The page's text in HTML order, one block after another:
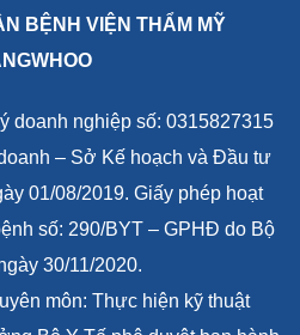
BỆNH VIỆN THẨM MỸ
doanh nghiệp số: 0315827315
– Sở Kế hoạch và Đầu tư
01/08/2019. Giấy phép hoạt
số: 290/BYT – GPHĐ do Bộ
30/11/2020.
môn: Thực hiện kỹ thuật